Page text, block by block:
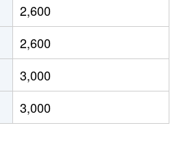
万円 新座
万円 朝霞台
万円 朝霞
万円 朝霞
2,600
2,600
3,000
3,000